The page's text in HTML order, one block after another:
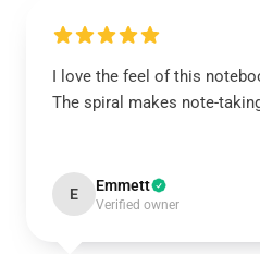
I love the feel of this
The spiral makes note-
E Emmett
Verified owner